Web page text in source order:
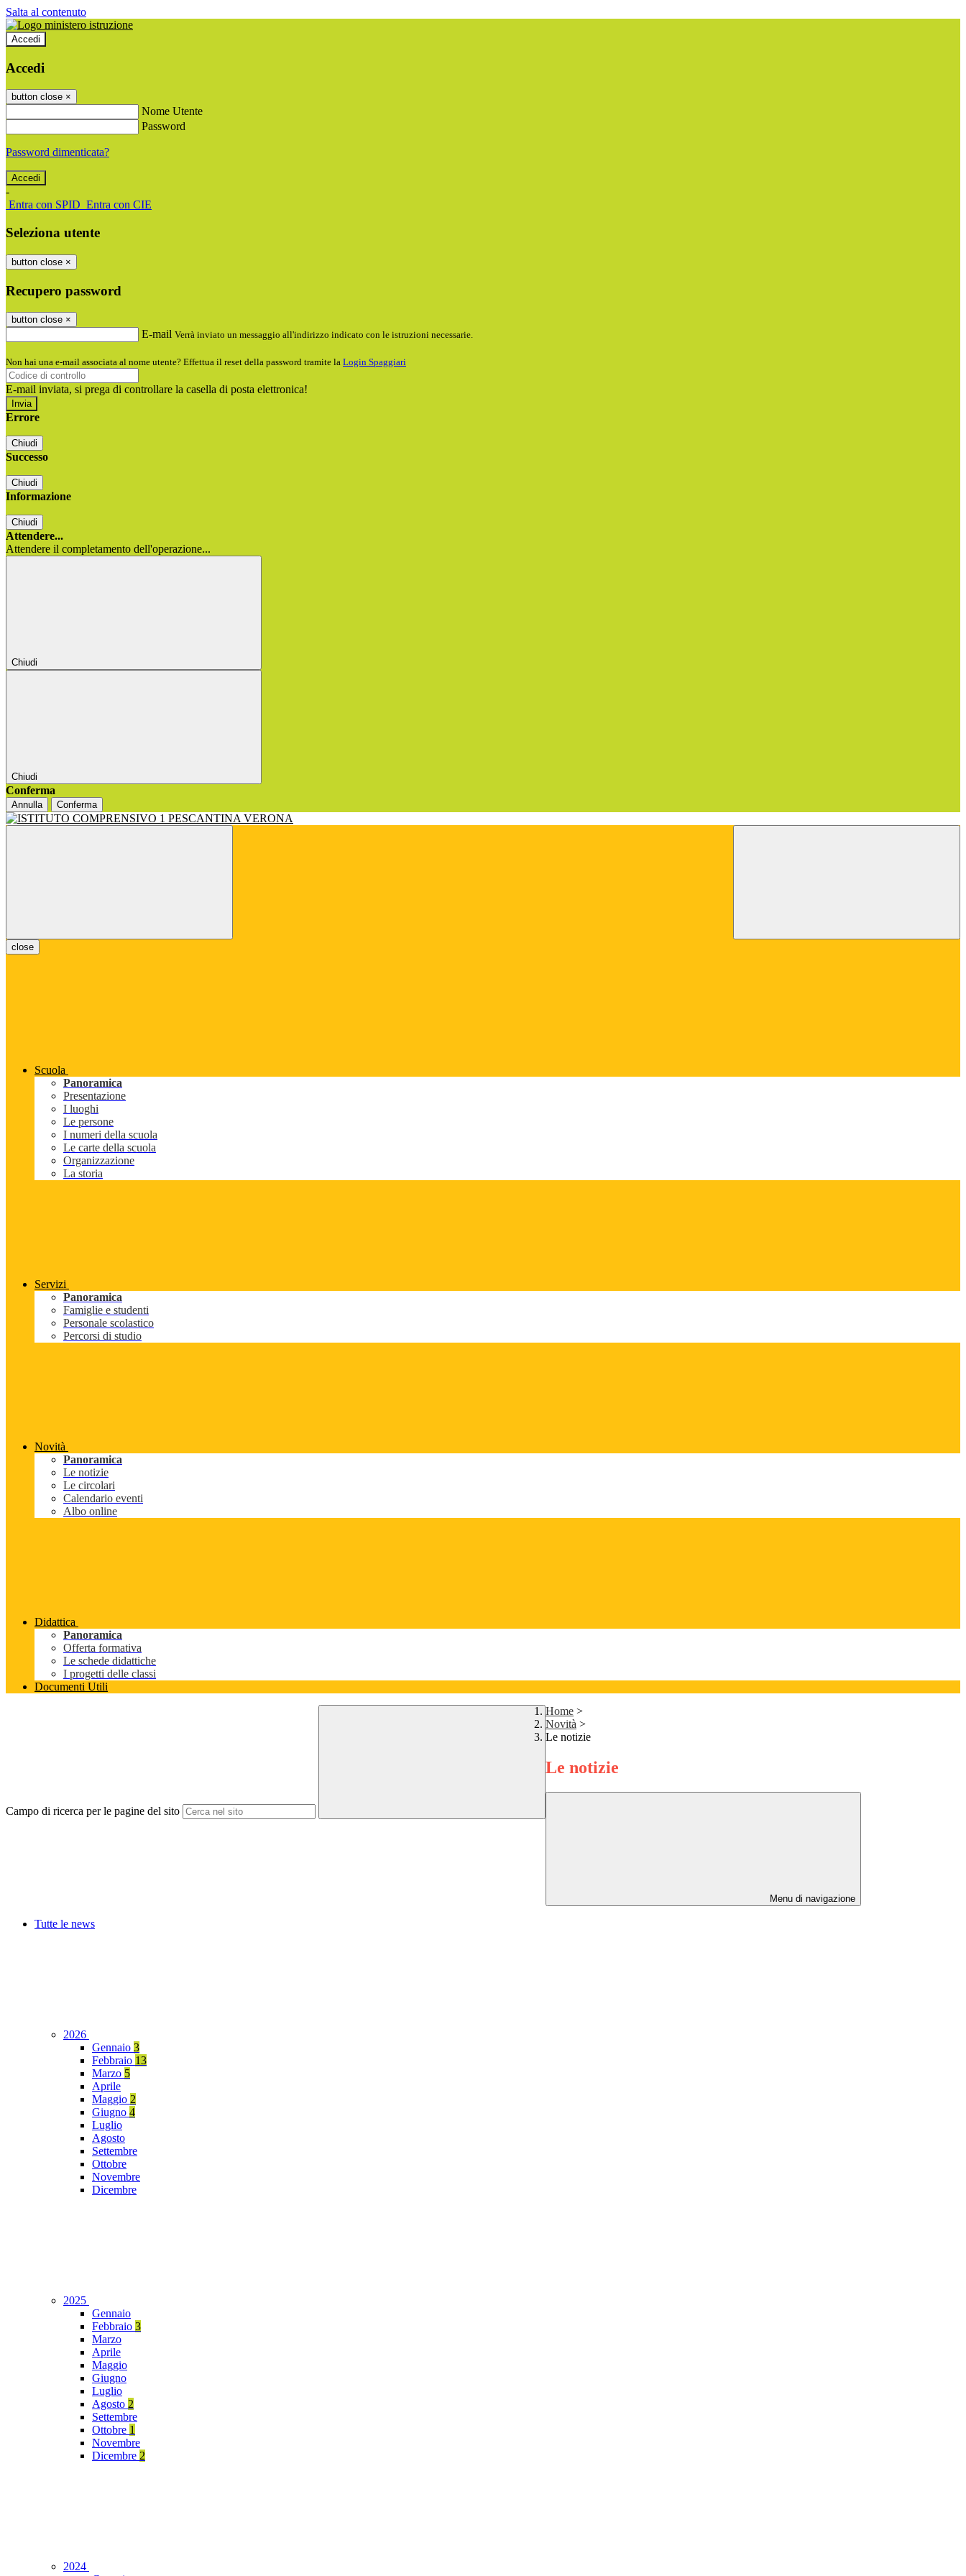
Salta al contenuto
Accedi
Accedi
button close ×
Nome Utente
Password
Password dimenticata?
-
Entra con SPID Entra con CIE
Seleziona utente
button close ×
Recupero password
button close ×
E-mail Verrà inviato un messaggio all'indirizzo indicato con le istruzioni necessarie.
Non hai una e-mail associata al nome utente? Effettua il reset della password tramite la Login Spaggiari
E-mail inviata, si prega di controllare la casella di posta elettronica!
Errore
Chiudi
Successo
Chiudi
Informazione
Chiudi
Attendere...
Attendere il completamento dell'operazione...
Chiudi
Chiudi
Conferma
Annulla Conferma
close
Scuola
Panoramica
Presentazione
I luoghi
Le persone
I numeri della scuola
Le carte della scuola
Organizzazione
La storia
Servizi
Panoramica
Famiglie e studenti
Personale scolastico
Percorsi di studio
Novità
Panoramica
Le notizie
Le circolari
Calendario eventi
Albo online
Didattica
Panoramica
Offerta formativa
Le schede didattiche
I progetti delle classi
Documenti Utili
Campo di ricerca per le pagine del sito
Home >
Novità >
Le notizie
Le notizie
Menu di navigazione
Tutte le news
2026
Gennaio 3
Febbraio 13
Marzo 5
Aprile
Maggio 2
Giugno 4
Luglio
Agosto
Settembre
Ottobre
Novembre
Dicembre
2025
Gennaio
Febbraio 3
Marzo
Aprile
Maggio
Giugno
Luglio
Agosto 2
Settembre
Ottobre 1
Novembre
Dicembre 2
2024